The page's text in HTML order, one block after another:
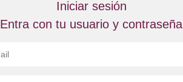
Iniciar sesión
Entra con tu usuario y contraseña